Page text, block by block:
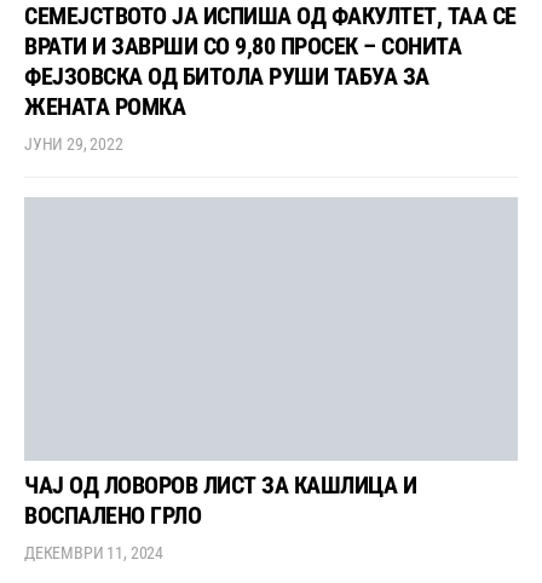
СЕМЕЈСТВОТО ЈА ИСПИША ОД ФАКУЛТЕТ, ТАА СЕ
ВРАТИ И ЗАВРШИ СО 9,80 ПРОСЕК – СОНИТА
ФЕЈЗОВСКА ОД БИТОЛА РУШИ ТАБУА ЗА
ЖЕНАТА РОМКА
ЈУНИ 29, 2022
ЧАЈ ОД ЛОВОРОВ ЛИСТ ЗА КАШЛИЦА И
ВОСПАЛЕНО ГРЛО
ДЕКЕМВРИ 11, 2024